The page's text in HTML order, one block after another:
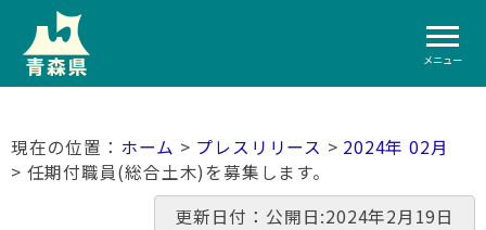
メニュー
ホーム > プレスリリース > 2024年 02月
> 任期付職員(総合土木)を募集します。
更新日付：公開日:2024年2月19日